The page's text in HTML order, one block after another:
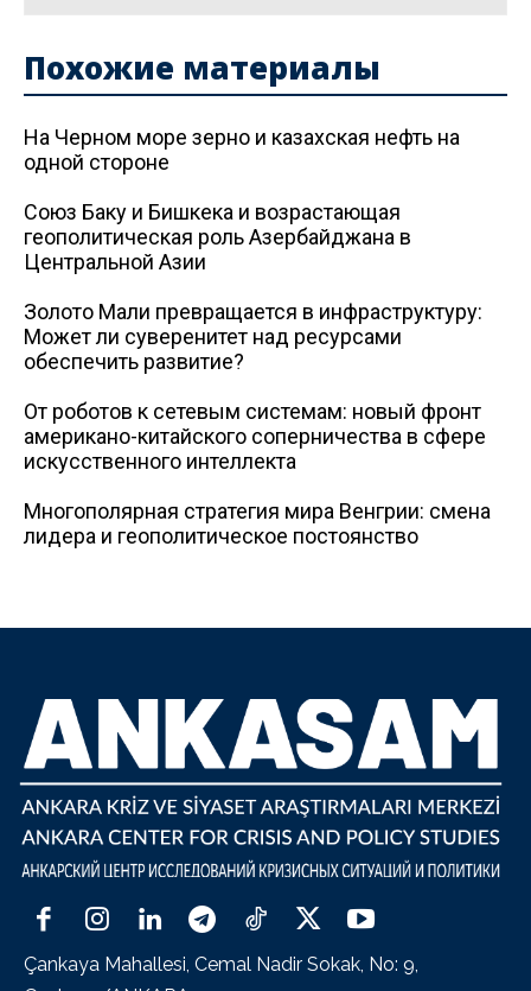
Похожие материалы
На Черном море зерно и казахская нефть на
одной стороне
Союз Баку и Бишкека и возрастающая
геополитическая роль Азербайджана в
Центральной Азии
Золото Мали превращается в инфраструктуру:
Может ли суверенитет над ресурсами
обеспечить развитие?
От роботов к сетевым системам: новый фронт
американо-китайского соперничества в сфере
искусственного интеллекта
Многополярная стратегия мира Венгрии: смена
лидера и геополитическое постоянство
Çankaya Mahallesi, Cemal Nadir Sokak, No: 9,